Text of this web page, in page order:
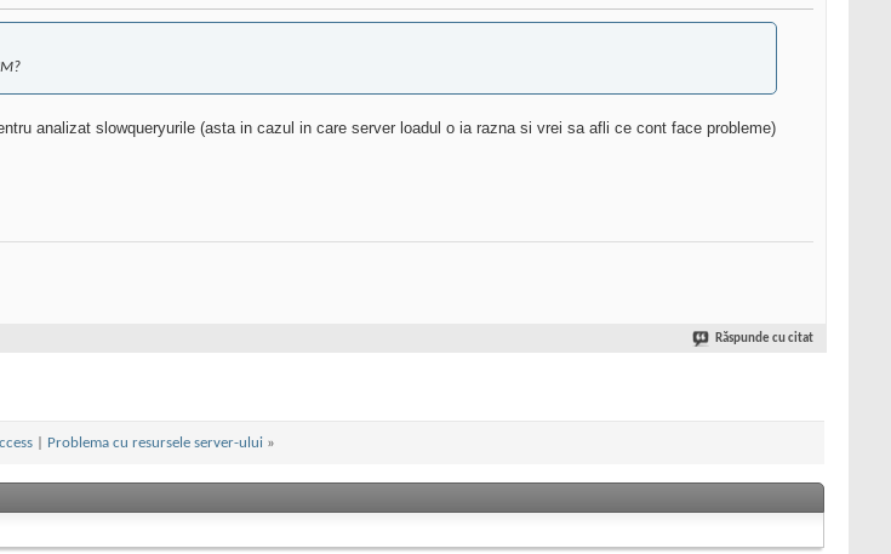
analizat slowqueryurile (asta in cazul in care server loadul o ia razna si vrei sa afli ce cont face probleme)
Răspunde cu citat
| Problema cu resursele server-ului »